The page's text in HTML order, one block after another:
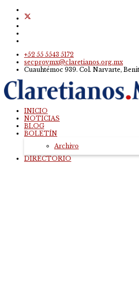
+52 55 5543 5172
secprovmx@claretianos.org.mx
Cuauhtémoc 939. Col. Narvarte,
INICIO
NOTICIAS
BLOG
BOLETÍN
Archivo
DIRECTORIO